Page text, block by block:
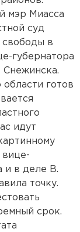
мэр Миасса
суд
свободы в
губернатора
готов
идут
вице-
и в деле В.
точку.
срок.